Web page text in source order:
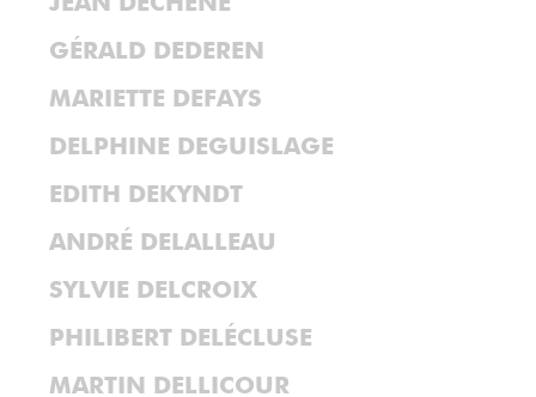
GÉRALD DEDEREN
MARIETTE DEFAYS
DELPHINE DEGUISLAGE
EDITH DEKYNDT
ANDRÉ DELALLEAU
SYLVIE DELCROIX
PHILIBERT DELÉCLUSE
MARTIN DELLICOUR